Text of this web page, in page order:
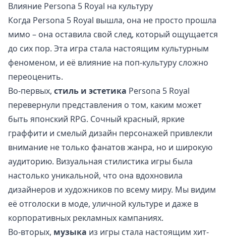
Влияние Persona 5 Royal на культуру
Когда Persona 5 Royal вышла, она не просто прошла
мимо – она оставила свой след, который ощущается
до сих пор. Эта игра стала настоящим культурным
феноменом, и её влияние на поп-культуру сложно
переоценить.
Во-первых, стиль и эстетика Persona 5 Royal
перевернули представления о том, каким может
быть японский RPG. Сочный красный, яркие
граффити и смелый дизайн персонажей привлекли
внимание не только фанатов жанра, но и широкую
аудиторию. Визуальная стилистика игры была
настолько уникальной, что она вдохновила
дизайнеров и художников по всему миру. Мы видим
её отголоски в моде, уличной культуре и даже в
корпоративных рекламных кампаниях.
Во-вторых, музыка из игры стала настоящим хит-